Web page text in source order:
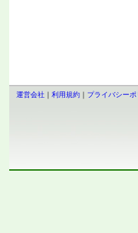
運営会社｜ 利用規約｜ プライバシーポ